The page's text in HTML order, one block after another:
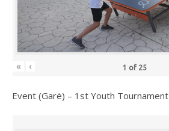
« ‹ 1 of 25
Event (Garë) – 1st Youth Tournament